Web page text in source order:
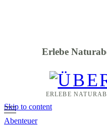
Erlebe
ERLEBE
Skip to content
Abenteuer